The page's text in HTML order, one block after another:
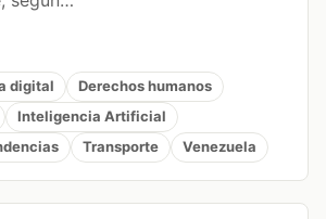
digital
Derechos humanos
Inteligencia Artificial
Transporte Venezuela